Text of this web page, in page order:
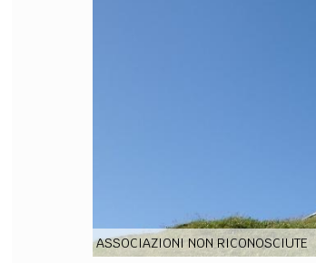
ASSOCIAZIONI NON RICONOSCIUTE